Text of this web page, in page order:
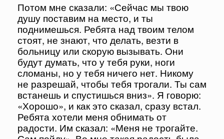
Потом мне сказали: «Сейчас мы твою
душу поставим на место, и ты
поднимешься. Ребята над твоим телом
стоят, не знают, что делать, везти в
больницу или скорую вызывать. Они
будут думать, что у тебя руки, ноги
сломаны, но у тебя ничего нет. Никому
не разрешай, чтобы тебя трогали. Ты сам
встанешь и спустишься вниз». Я говорю:
«Хорошо», и как это сказал, сразу встал.
Ребята хотели меня обнимать от
радости. Им сказал: «Меня не трогайте.